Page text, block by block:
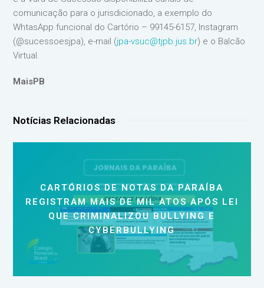
comunicação para o jurisdicionado, a exemplo do
WhtasApp funcional do Cartório – 99145-6157, Instagram
(@sucessoesjpa), e-mail (jpa-vsuc@tjpb.jus.br) e o Balcão
Virtual.
MaisPB
Notícias Relacionadas
CARTÓRIOS DE NOTAS DA PARAÍBA
REGISTRAM MAIS DE MIL ATOS APÓS LEI
QUE CRIMINALIZOU BULLYING E
CYBERBULLYING